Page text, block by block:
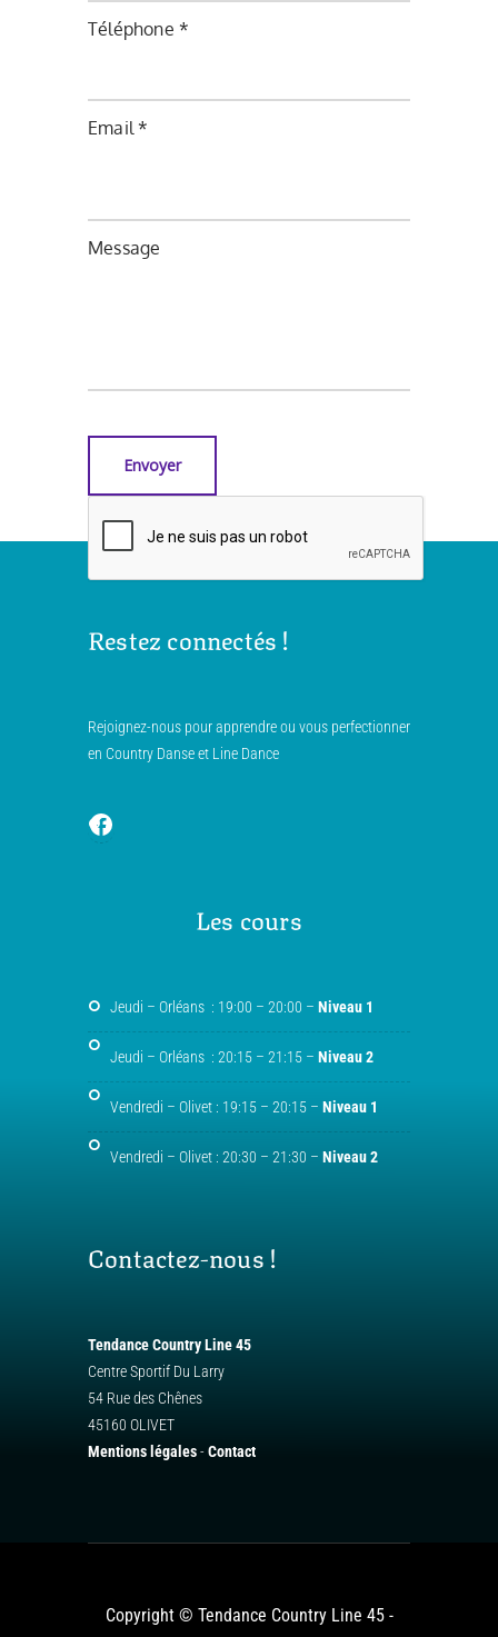
Téléphone *
Email *
Message
Restez connectés !
Rejoignez-nous pour apprendre ou vous perfectionner
en Country Danse et Line Dance
Les cours
Jeudi – Orléans : 19:00 – 20:00 – Niveau 1
Jeudi – Orléans : 20:15 – 21:15 – Niveau 2
Vendredi – Olivet : 19:15 – 20:15 – Niveau 1
Vendredi – Olivet : 20:30 – 21:30 – Niveau 2
Contactez-nous !
Tendance Country Line 45
Centre Sportif Du Larry
54 Rue des Chênes
45160 OLIVET
Mentions légales-Contact
Copyright © Tendance Country Line 45 -